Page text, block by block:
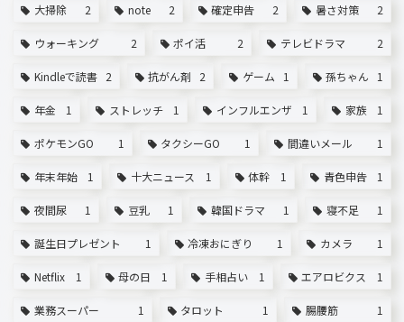
大掃除 2 note 2 確定申告 2 暑さ対策 2
ウォーキング 2 ポイ活 2 テレビドラマ 2
Kindleで読書 2 抗がん剤 2 ゲーム 1 孫ちゃん 1
年金 1 ストレッチ 1 インフルエンザ 1 家族 1
ポケモンGO 1 タクシーGO 1 間違いメール 1
年末年始 1 十大ニュース 1 体幹 1 青色申告 1
夜間尿 1 豆乳 1 韓国ドラマ 1 寝不足 1
誕生日プレゼント 1 冷凍おにぎり 1 カメラ 1
Netflix 1 母の日 1 手相占い 1 エアロビクス 1
業務スーパー 1 タロット 1 腸腰筋 1